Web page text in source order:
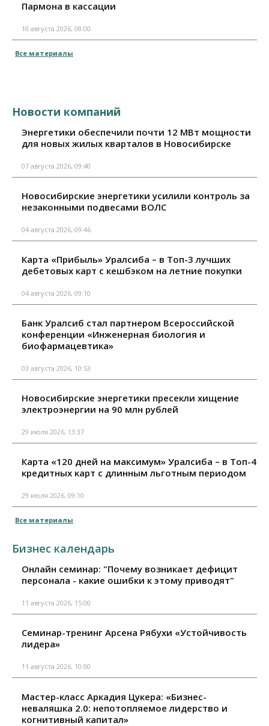
Пармона в кассации
10 августа 2026, 08:00
Все материалы
Новости компаний
Энергетики обеспечили почти 12 МВт мощности
для новых жилых кварталов в Новосибирске
07 августа 2026, 09:40
Новосибирские энергетики усилили контроль за
незаконными подвесами ВОЛС
04 августа 2026, 09:46
Карта «Прибыль» Уралсиба – в Топ-3 лучших
дебетовых карт с кешбэком на летние покупки
04 августа 2026, 09:10
Банк Уралсиб стал партнером Всероссийской
конференции «Инженерная биология и
биофармацевтика»
03 августа 2026, 10:53
Новосибирские энергетики пресекли хищение
электроэнергии на 90 млн рублей
29 июля 2026, 13:37
Карта «120 дней на максимум» Уралсиба – в Топ-4
кредитных карт с длинным льготным периодом
29 июля 2026, 09:10
Все материалы
Бизнес календарь
Онлайн семинар: "Почему возникает дефицит
персонала - какие ошибки к этому приводят"
11 августа 2026, 15:00
Семинар-тренинг Арсена Рябухи «Устойчивость
лидера»
11 августа 2026, 10:00
Мастер-класс Аркадия Цукера: «Бизнес-
неваляшка 2.0: непотопляемое лидерство и
когнитивный капитал»